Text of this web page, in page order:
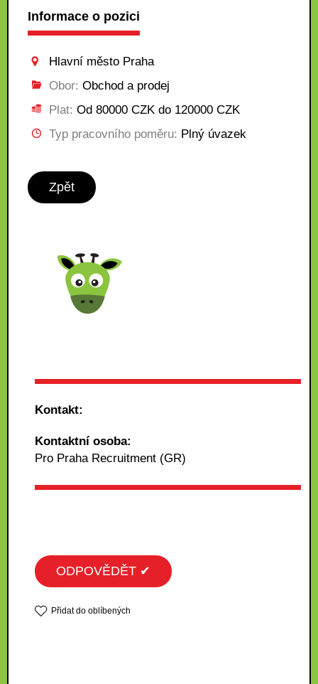
Informace o pozici
Hlavní město Praha
Obor: Obchod a prodej
Plat: Od 80000 CZK do 120000 CZK
Typ pracovního poměru: Plný úvazek
Zpět
Kontakt:
Kontaktní osoba:
Pro Praha Recruitment (GR)
ODPOVĚDĚT ✔
Přidat do oblíbených